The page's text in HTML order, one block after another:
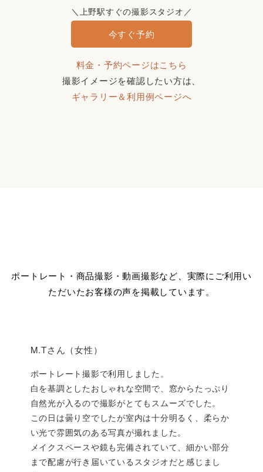
＼上野駅すぐの撮影スタジオ／
今すぐ予約
料金・予約ページはこちら
撮影イメージを確認したい方は、
ギャラリー＆利用例ページへ
ポートレート・商品撮影・動画撮影など、実際にご利用い
ただいたお客様の声を掲載しています。
M.Tさん（女性）
ポートレート撮影で利用しました。
白を基調としたおしゃれな空間で、窓からたっぷり
自然光が入るので撮影がとてもスムーズでした。
この日は曇り空でしたが室内は十分明るく、柔らか
い光で雰囲気のある写真が撮れました。
メイクスペースや鏡も完備されていて、細かい部分
まで配慮が行き届いているスタジオだと感じまし